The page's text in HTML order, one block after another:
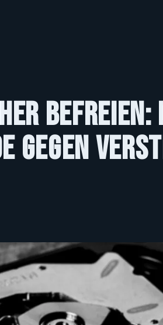
befreien:
gegen